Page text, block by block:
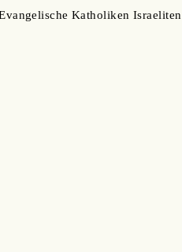
Katholiken Israeliten